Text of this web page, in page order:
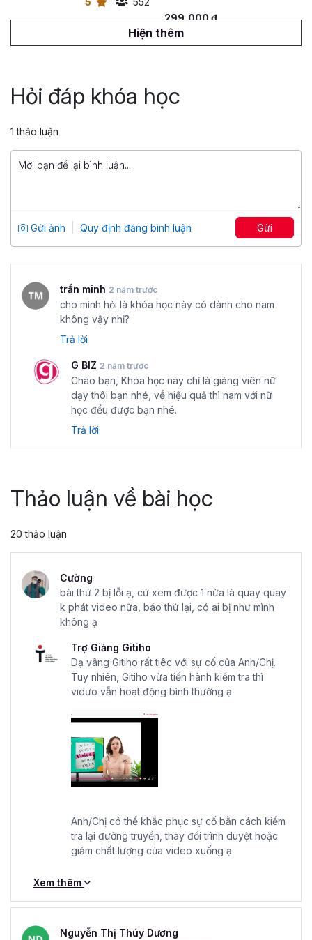
299,000 đ
699,000 đ
Tổng số 5 giờ
31 bài giảng
699,000 đ
Tổng số 2+ giờ
18 bài giảng
5
328
Hiện thêm
Hỏi đáp khóa học
1 thảo luận
Gửi ảnh Quy định đăng bình luận Gửi
trần minh 2 năm trước
cho mình hỏi là khóa học này có dành cho nam
không vậy nhỉ?
Trả lời
G BIZ 2 năm trước
Chào bạn, Khóa học này chỉ là giảng viên nữ
dạy thôi bạn nhé, về hiệu quả thì nam với nữ
học đều được bạn nhé.
Trả lời
Thảo luận về bài học
20 thảo luận
Cường
bài thứ 2 bị lỗi ạ, cứ xem được 1 nửa là quay quay
k phát video nữa, báo thử lại, có ai bị như mình
không ạ
Trợ Giảng Gitiho
Dạ vâng Gitiho rất tiêc với sự cố của Anh/Chị.
Tuy nhiên, Gitiho vừa tiến hành kiểm tra thì
vidưo vẫn hoạt động bình thường ạ
Anh/Chị có thể khắc phục sự cố bằn cách kiểm
tra lại đường truyền, thay đổi trình duyệt hoặc
giảm chất lượng của video xuống ạ
Xem thêm
Nguyễn Thị Thúy Dương